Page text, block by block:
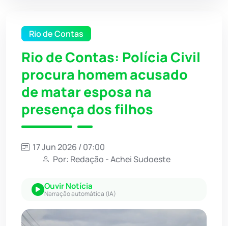
Rio de Contas
Rio de Contas: Polícia Civil
procura homem acusado
de matar esposa na
presença dos filhos
17 Jun 2026 / 07:00
Por: Redação - Achei Sudoeste
Ouvir Notícia
Narração automática (IA)